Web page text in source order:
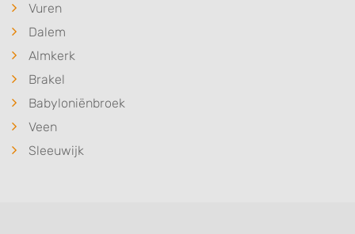
Vuren
Dalem
Almkerk
Brakel
Babyloniënbroek
Veen
Sleeuwijk